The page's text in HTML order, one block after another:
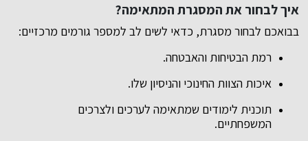
איך לבחור את המסגרת המתאימה?
בבואכם לבחור מסגרת, כדאי לשים לב למספר גורמים מרכזיים:
רמת הבטיחות והאבטחה.
איכות הצוות החינוכי והניסיון שלו.
תוכנית לימודים שמתאימה לערכים ולצרכים
המשפחתיים.